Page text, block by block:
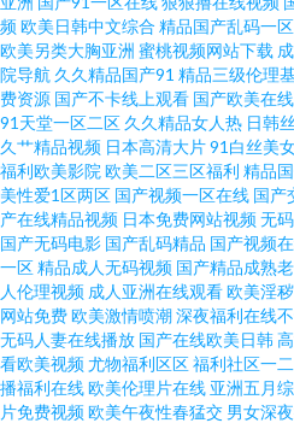
频欧美日韩中文综合 精品国产乱码一区
欧美另类大胸亚洲 蜜桃视频网站下载
院导航 久久精品国产91 精品三级伦理
费资源 国产不卡线上观看 国产欧美在
91天堂一区二区 久久精品女人热 日韩
久艹精品视频 日本高清大片91白丝美
福利欧美影院 欧美二区三区福利 精品
美性爱1区两区 国产视频一区在线 国产
产在线精品视频 日本免费网站视频无
国产无码电影 国产乱码精品 国产视频
一区精品成人无码视频 国产精品成熟老
人伦理视频 成人亚洲在线观看欧美淫
网站免费欧美激情喷潮深夜福利在线
无码人妻在线播放 国产在线欧美日韩
看欧美视频尤物福利区区福利社区一二
播福利在线欧美伦理片在线 亚洲五月
片免费视频欧美午夜性春猛交 男女深